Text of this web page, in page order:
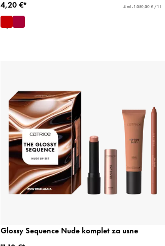
4,20 €*
4 ml - 1.050,00 € / 1 l
Glossy Sequence Nude komplet za usne